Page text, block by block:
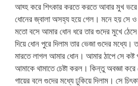
আহ্হ করে শিৎকার করতে করতে আবার মুখ ভরে
ধোনের জ্বালা অসহ্য হয়ে গেল। মনে হয় সে
মতো বসে আমার ধোন ধরে তার গুদের মুখে
দিয়ে ধোন পুরে দিলাম তার ভেজা গুদের মধ্যে।
মারতে লাগল আমার ধোন। আমার ঠাপে সে কষ্ট
আমাকে থামাতে চেষ্টা করল। কিন্তু অবজ্ঞা
গায়ের বলে গুদের মধ্যে ঢুকিয়ে দিলাম। সে